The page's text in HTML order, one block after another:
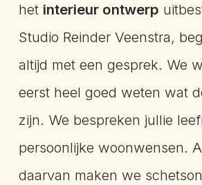
het interieur ontwerp
Studio Reinder Veenstra,
altijd met een gesprek. We
eerst heel goed weten wat
zijn. We bespreken jullie
persoonlijke woonwensen.
daarvan maken we